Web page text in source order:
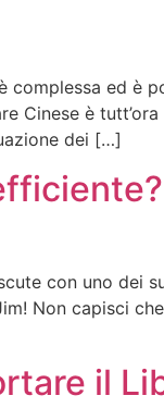
complessa ed
Cinese è
dei […]
con uno dei
Non capisci
il